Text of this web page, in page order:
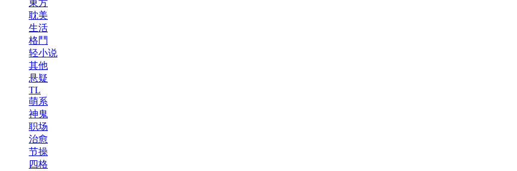
東方
耽美
生活
格鬥
轻小说
其他
悬疑
TL
萌系
神鬼
职场
治愈
节操
四格